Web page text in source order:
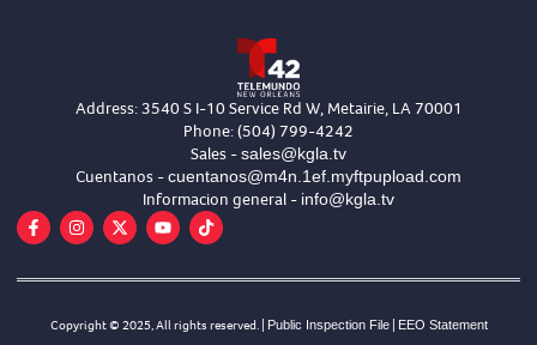
Address: 3540 S I-10 Service Rd W, Metairie, LA 70001
Phone: (504) 799-4242
Sales - sales@kgla.tv
Cuentanos - cuentanos@m4n.1ef.myftpupload.com
Informacion general - info@kgla.tv
Copyright © 2025, All rights reserved. | Public Inspection File| EEO Statement